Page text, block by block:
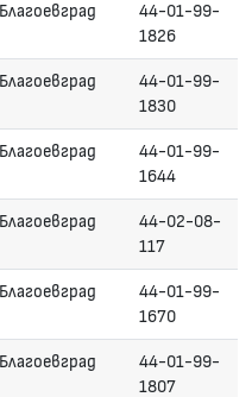
Благоевград
44-01-99-
1826
Благоевград
44-01-99-
1830
Благоевград
44-01-99-
1644
Благоевград
44-02-08-
117
Благоевград
44-01-99-
1670
Благоевград
44-01-99-
1807